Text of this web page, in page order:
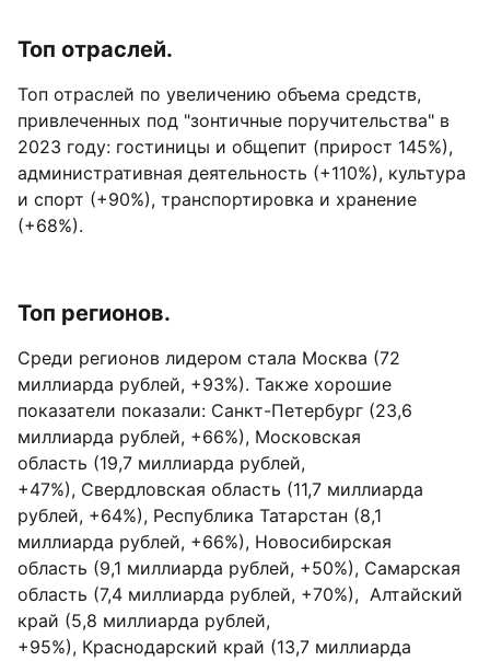
Топ отраслей.
Топ отраслей по увеличению объема средств,
привлеченных под "зонтичные поручительства" в
2023 году: гостиницы и общепит (прирост 145%),
административная деятельность (+110%), культура
и спорт (+90%), транспортировка и хранение
(+68%).
Топ регионов.
Среди регионов лидером стала Москва (72
миллиарда рублей, +93%). Также хорошие
показатели показали: Санкт-Петербург (23,6
миллиарда рублей, +66%), Московская
область (19,7 миллиарда рублей,
+47%), Свердловская область (11,7 миллиарда
рублей, +64%), Республика Татарстан (8,1
миллиарда рублей, +66%), Новосибирская
область (9,1 миллиарда рублей, +50%), Самарская
область (7,4 миллиарда рублей, +70%), Алтайский
край (5,8 миллиарда рублей,
+95%), Краснодарский край (13,7 миллиарда